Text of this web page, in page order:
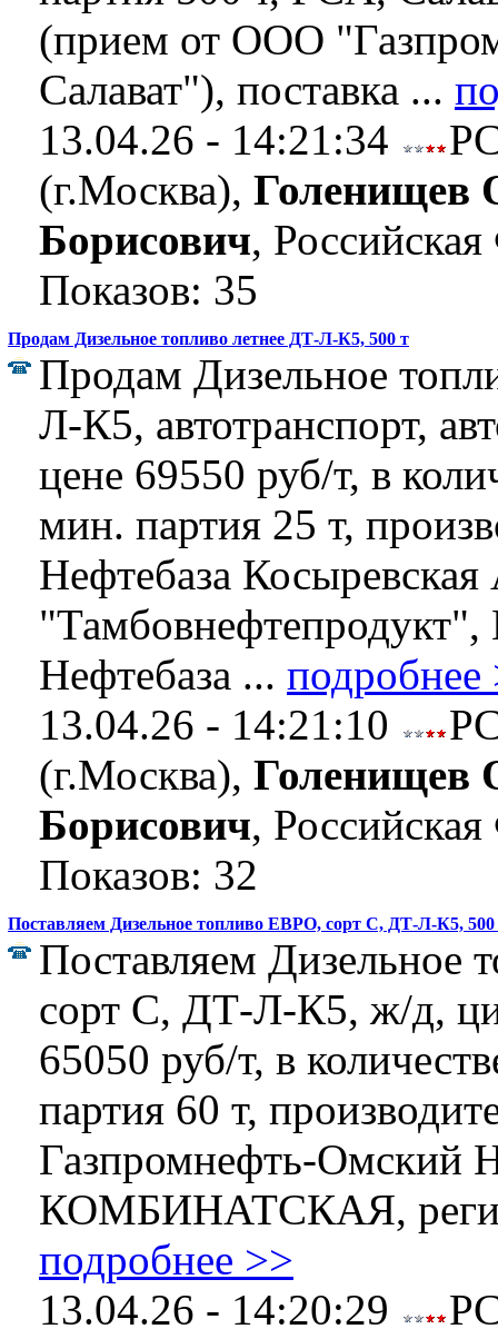
(прием от ООО
Салават"), поставка ...
13.04.26 - 14:21:34
(г.Москва), Голенищев
Борисович,
Показов: 35
Продам Дизельное топливо летнее ДТ-Л-К5, 500 т
Продам Дизельное
Л-К5, автотранспорт,
цене 69550 руб/т, в
мин. партия 25 т,
Нефтебаза
"Тамбовнефтепродукт",
Нефтебаза ... подробнее
13.04.26 - 14:21:10
(г.Москва), Голенищев
Борисович,
Показов: 32
Поставляем Дизельное топливо ЕВРО, сорт C, ДТ-Л-К5, 500
Поставляем Дизельное
сорт C, ДТ-Л-К5, ж/д,
65050 руб/т, в
партия 60 т,
Газпромнефть-Омский
КОМБИНАТСКАЯ,
подробнее >>
13.04.26 - 14:20:29